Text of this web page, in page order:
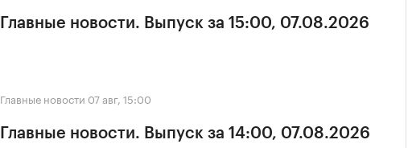
Главные новости. Выпуск за 15:00, 07.08.2026
Главные новости 07 авг, 15:00
Главные новости. Выпуск за 14:00, 07.08.2026